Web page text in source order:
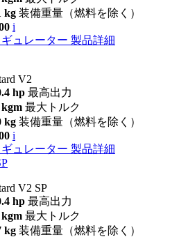
kg 装備重量（燃料を除く）
i
ュレーター 製品詳細
V2
hp 最高出力
kgm 最大トルク
kg 装備重量（燃料を除く）
i
ュレーター 製品詳細
V2 SP
hp 最高出力
kgm 最大トルク
kg 装備重量（燃料を除く）